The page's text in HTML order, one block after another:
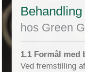
hos Green
1.1 Formål med
Ved fremstilling